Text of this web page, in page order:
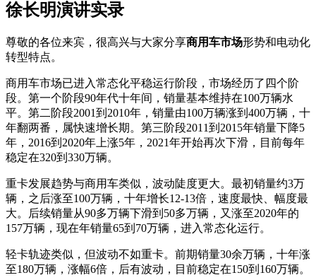
徐长明演讲实录
尊敬的各位来宾，很高兴与大家分享商用车市场形势和电动化
转型特点。
商用车市场已进入常态化平稳运行阶段，市场经历了四个阶
段。第一个阶段90年代十年间，销量基本维持在100万辆水
平。第二阶段2001到2010年，销量由100万辆涨到400万辆，十
年翻两番，属快速增长期。第三阶段2011到2015年销量下降5
年，2016到2020年上涨5年，2021年开始再次下滑，目前每年
稳定在320到330万辆。
重卡发展趋势与商用车类似，波动陡度更大。最初销量约3万
辆，之后涨至100万辆，十年增长12-13倍，速度最快、幅度最
大。后续销量从90多万辆下滑到50多万辆，又涨至2020年的
157万辆，现在年销量65到70万辆，进入常态化运行。
轻卡轨迹类似，但波动不如重卡。前期销量30余万辆，十年涨
至180万辆，涨幅6倍，后有波动，目前稳定在150到160万辆。